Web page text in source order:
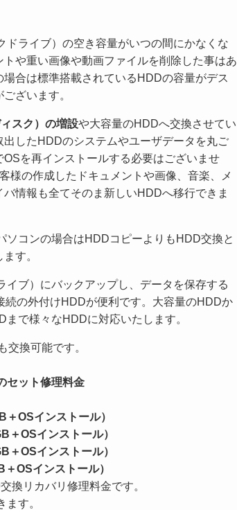
ドライブ）の空き容量がいつの間にかなくな
や重い画像や動画ファイルを削除した事はあ
合は標準搭載されているHDDの容量がデス
ざいます。
スク）の増設や大容量のHDDへ交換させてい
したHDDのシステムやユーザデータを丸ご
を再インストールする必要はございませ
様の作成したドキュメントや画像、音楽、メ
情報も全てそのま新しいHDDへ移行できま
ソコンの場合はHDDコピーよりもHDD交換と
す。
イブ）にバックアップし、データを保存する
続の外付けHDDが便利です。大容量のHDDか
で様々なHDDに対応いたします。
交換可能です。
セット修理料金
OSインストール）
＋OSインストール）
＋OSインストール）
OSインストール）
換リカバリ修理料金です。
す。